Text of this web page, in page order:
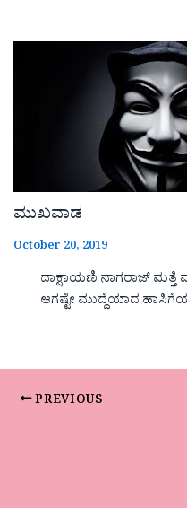
ಮುಖವಾಡ
October 20, 2019
ದಾಕ್ಷಾಯಣಿ ನಾಗರಾಜ್ ಮತ್ತೆ
ಆಗಷ್ಟೇ ಮುದ್ದೆಯಾದ
PREVIOUS